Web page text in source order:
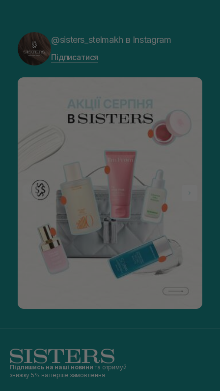
@sisters_stelmakh в Instagram
Підписатися
Підпишись на наші новини та отримуй
знижку 5% на перше замовлення